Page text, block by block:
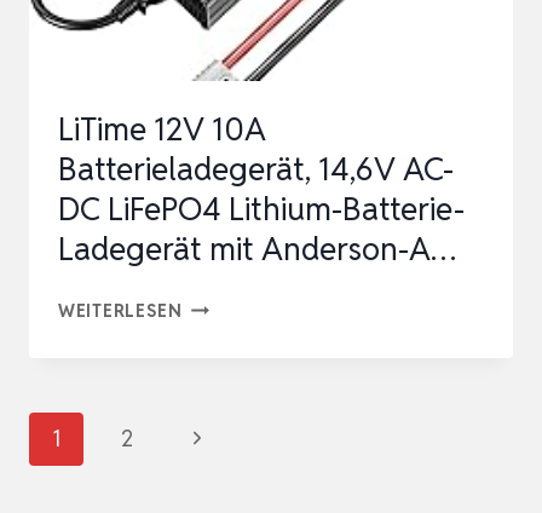
LITHIUM
LIPO
BALANCE
LADEGERÄT
MINI
P…
LiTime 12V 10A
Batterieladegerät, 14,6V AC-
DC LiFePO4 Lithium-Batterie-
Ladegerät mit Anderson-A…
WEITERLESEN LITIME
14,6V
Seitennavigation
1 2
Nächste